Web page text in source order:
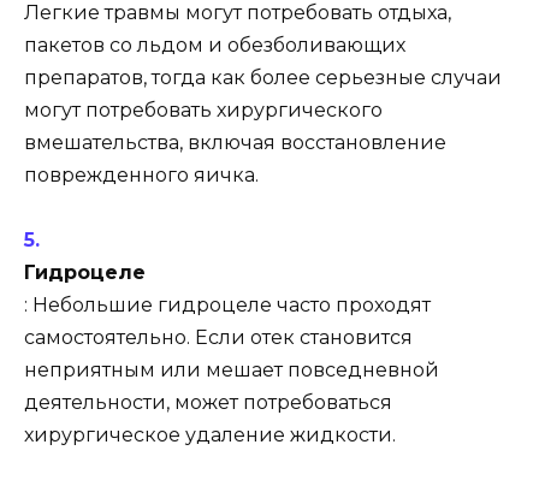
Легкие травмы могут потребовать отдыха,
пакетов со льдом и обезболивающих
препаратов, тогда как более серьезные случаи
могут потребовать хирургического
вмешательства, включая восстановление
поврежденного яичка.
Гидроцеле
: Небольшие гидроцеле часто проходят
самостоятельно. Если отек становится
неприятным или мешает повседневной
деятельности, может потребоваться
хирургическое удаление жидкости.